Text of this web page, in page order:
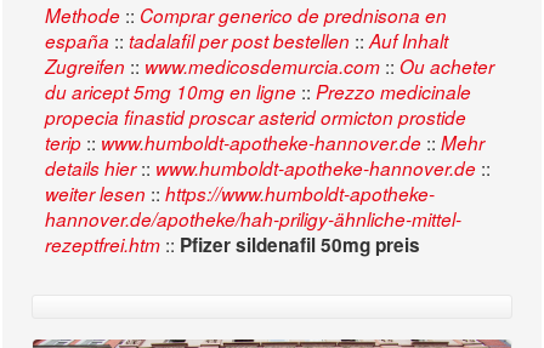
Methode :: Comprar generico de prednisona en
españa :: tadalafil per post bestellen :: Auf Inhalt
Zugreifen :: www.medicosdemurcia.com :: Ou acheter
du aricept 5mg 10mg en ligne :: Prezzo medicinale
propecia finastid proscar asterid ormicton prostide
terip :: www.humboldt-apotheke-hannover.de :: Mehr
details hier:: www.humboldt-apotheke-hannover.de ::
weiter lesen :: https://www.humboldt-apotheke-
hannover.de/apotheke/hah-priligy-ähnliche-mittel-
rezeptfrei.htm :: Pfizer sildenafil 50mg preis